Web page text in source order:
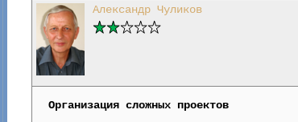
Александр Чуликов
Организация сложных проектов